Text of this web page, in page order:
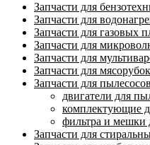
Запчасти для
Запчасти для
Запчасти для газовых
Запчасти для
Запчасти для
Запчасти для мясорубок
Запчасти для пылесосов
двигатели для
комплектующие
фильтра и мешки
Запчасти для